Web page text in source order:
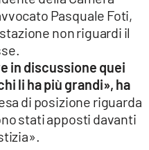
Pasquale Foti,
non riguardi il
in discussione quei
li ha più grandi», ha
di posizione riguarda
stati apposti davanti